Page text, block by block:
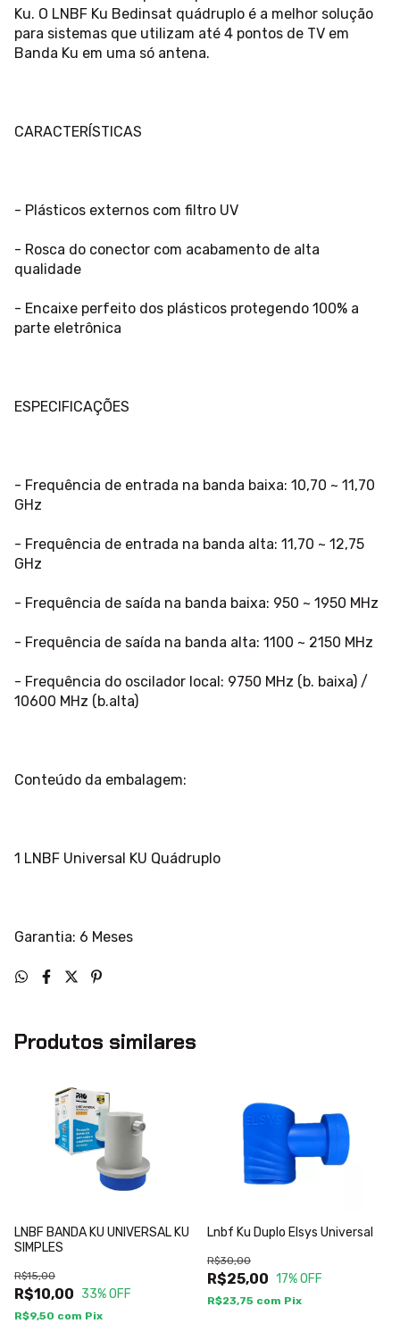
Ku. O LNBF Ku Bedinsat quádruplo é a melhor solução
para sistemas que utilizam até 4 pontos de TV em
Banda Ku em uma só antena.
CARACTERÍSTICAS
- Plásticos externos com filtro UV
- Rosca do conector com acabamento de alta
qualidade
- Encaixe perfeito dos plásticos protegendo 100% a
parte eletrônica
ESPECIFICAÇÕES
- Frequência de entrada na banda baixa: 10,70 ~ 11,70
GHz
- Frequência de entrada na banda alta: 11,70 ~ 12,75
GHz
- Frequência de saída na banda baixa: 950 ~ 1950 MHz
- Frequência de saída na banda alta: 1100 ~ 2150 MHz
- Frequência do oscilador local: 9750 MHz (b. baixa) /
10600 MHz (b.alta)
Conteúdo da embalagem:
1 LNBF Universal KU Quádruplo
Garantia: 6 Meses
Produtos similares
LNBF BANDA KU UNIVERSAL KU
SIMPLES
R$10,00
R$15,00
33% OFF
R$9,50 com Pix
Lnbf Ku Duplo Elsys Universal
R$25,00
R$30,00
17% OFF
R$23,75 com Pix